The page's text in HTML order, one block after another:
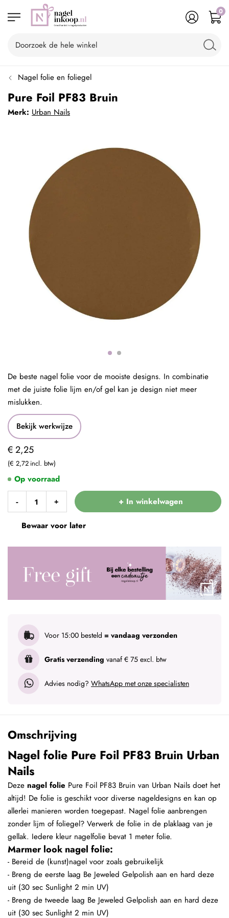
0
Nagel folie en foliegel
Pure Foil PF83 Bruin
Merk: Urban Nails
Bekijk werkwijze
€ 2,25
€ 2,72
- + + In winkelwagen
Bewaar voor later
Voor 15:00 besteld = vandaag verzonden
Gratis verzending vanaf € 75 excl. btw
Advies nodig? WhatsApp met onze specialisten
Op voorraad
De beste nagel folie voor de mooiste designs. In combinatie
met de juiste folie lijm en/of gel kan je design niet meer
mislukken.
Omschrijving
Nagel folie Pure Foil PF83 Bruin Urban
Nails
Deze nagel folie Pure Foil PF83 Bruin van Urban Nails doet het
altijd! De folie is geschikt voor diverse nageldesigns en kan op
allerlei manieren worden toegepast. Nagel folie aanbrengen
zonder lijm of foliegel? Verwerk de folie in de plaklaag van je
gellak. Iedere kleur nagelfolie bevat 1 meter folie.
Marmer look nagel folie:
- Bereid de (kunst)nagel voor zoals gebruikelijk
- Breng de eerste laag Be Jeweled Gelpolish aan en hard deze
uit (30 sec Sunlight 2 min UV)
- Breng de tweede laag Be Jeweled Gelpolish aan en hard deze
uit (30 sec Sunlight 2 min UV)